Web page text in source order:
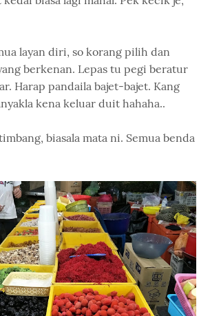
layan diri, so korang pilih dan
berkenan. Lepas tu pegi beratur
Harap pandaila bajet-bajet. Kang
kena keluar duit hahaha..
biasala mata ni. Semua benda